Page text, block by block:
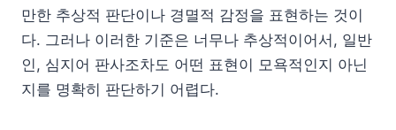
만한 추상적 판단이나 경멸적 감정을 표현하는 것이
다. 그러나 이러한 기준은 너무나 추상적이어서, 일반
인, 심지어 판사조차도 어떤 표현이 모욕적인지 아닌
지를 명확히 판단하기 어렵다.